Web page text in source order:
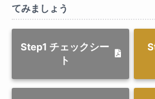
てみましょう
Step1 チェックシー
ト